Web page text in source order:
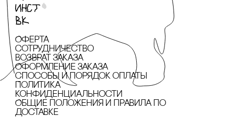
Оферта
сотрудничество
Возврат заказа
Оформление заказа
cпособы и порядок оплаты
Политика
конфиденциальности
Общие положения и правила по
доставке